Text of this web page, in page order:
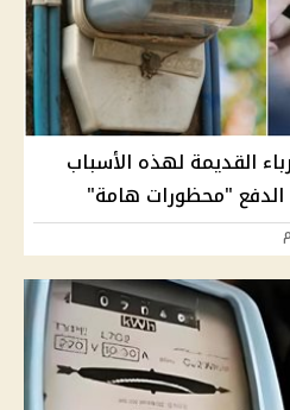
القديمة لهذه الأسباب
"محظورات هامة"